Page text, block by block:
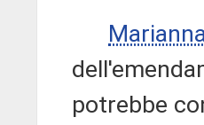
potrebbe